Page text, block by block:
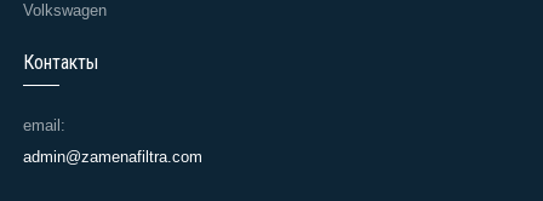
Volkswagen
Контакты
email:
admin@zamenafiltra.com